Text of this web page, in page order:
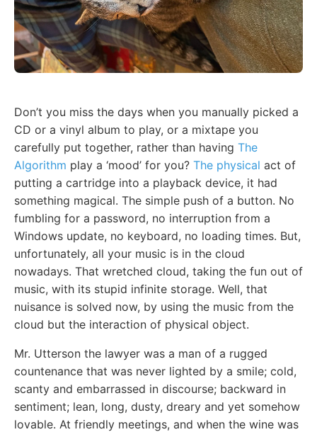
Don’t you miss the days when you manually picked a
CD or a vinyl album to play, or a mixtape you
carefully put together, rather than having The
Algorithm play a ‘mood’ for you? The physical act of
putting a cartridge into a playback device, it had
something magical. The simple push of a button. No
fumbling for a password, no interruption from a
Windows update, no keyboard, no loading times. But,
unfortunately, all your music is in the cloud
nowadays. That wretched cloud, taking the fun out of
music, with its stupid infinite storage. Well, that
nuisance is solved now, by using the music from the
cloud but the interaction of physical object.
Mr. Utterson the lawyer was a man of a rugged
countenance that was never lighted by a smile; cold,
scanty and embarrassed in discourse; backward in
sentiment; lean, long, dusty, dreary and yet somehow
lovable. At friendly meetings, and when the wine was